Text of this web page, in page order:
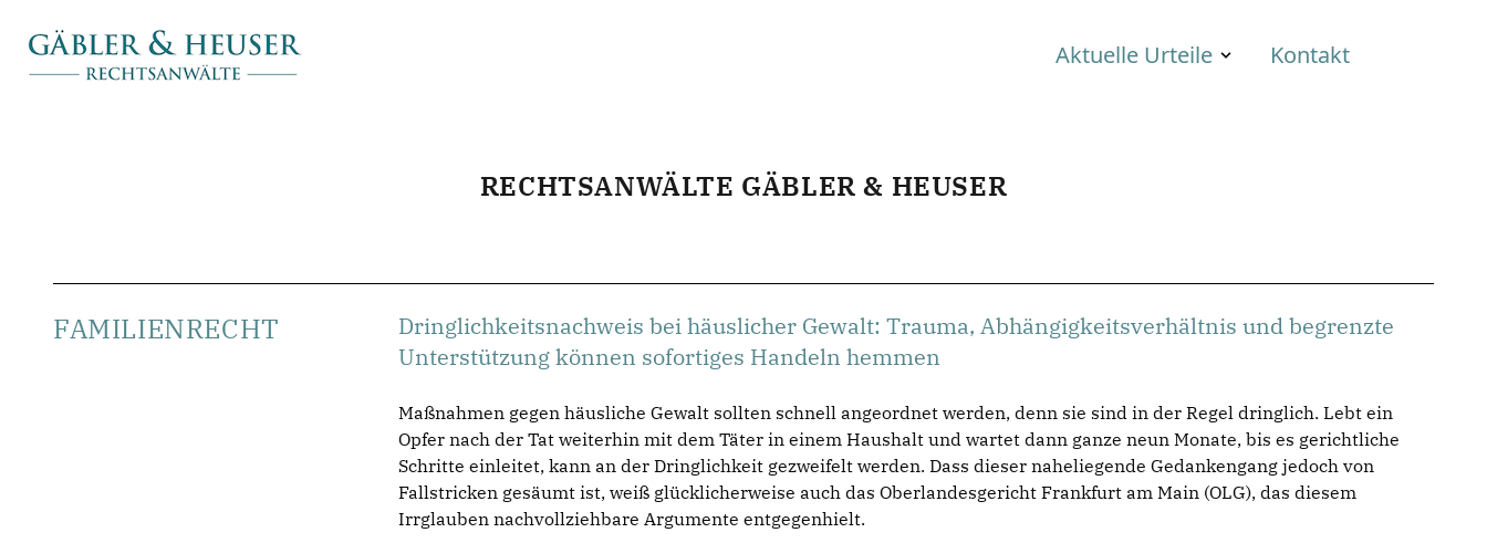
Aktuelle Urteile Kontakt
RECHTSANWÄLTE GÄBLER & HEUSER
FAMILIENRECHT
Dringlichkeitsnachweis bei häuslicher Gewalt: Trauma, Abhängigkeitsverhältnis und begrenzte
Unterstützung können sofortiges Handeln hemmen
Maßnahmen gegen häusliche Gewalt sollten schnell angeordnet werden, denn sie sind in der Regel dringlich. Lebt ein
Opfer nach der Tat weiterhin mit dem Täter in einem Haushalt und wartet dann ganze neun Monate, bis es gerichtliche
Schritte einleitet, kann an der Dringlichkeit gezweifelt werden. Dass dieser naheliegende Gedankengang jedoch von
Fallstricken gesäumt ist, weiß glücklicherweise auch das Oberlandesgericht Frankfurt am Main (OLG), das diesem
Irrglauben nachvollziehbare Argumente entgegenhielt.